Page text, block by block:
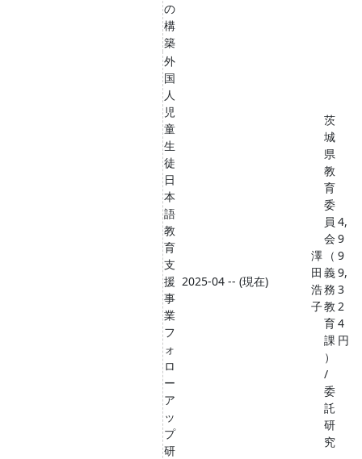
の
構
築
外
国
人
児
童
生
徒
日
本
語
教
育
支
援
事
業
フ
ォ
ロ
ー
ア
ッ
プ
研
2025-04 -- (現在)
澤
田
浩
子
茨
城
県
教
育
委
員
会
（
義
務
教
育
課
）
/
委
託
研
究
4,
9
9
9,
3
2
4
円